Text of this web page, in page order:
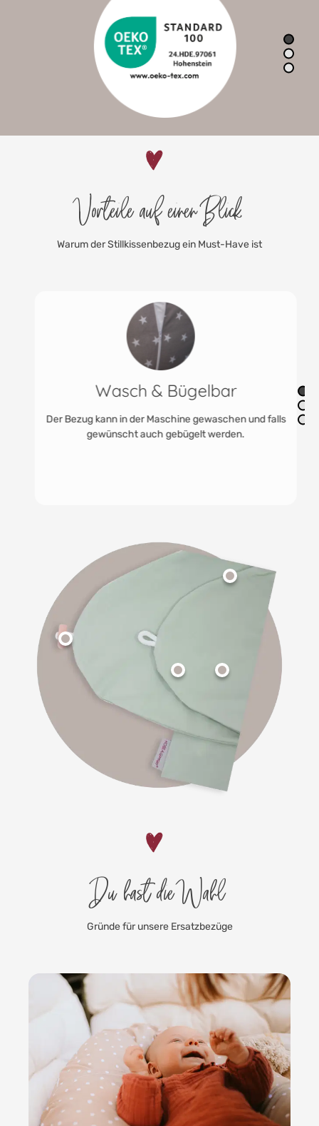
Vorteile auf einen Blick
Warum der Stillkissenbezug ein Must-Have ist
Wasch & Bügelbar
Der Bezug kann in der Maschine gewaschen und falls
gewünscht auch gebügelt werden.
Du hast die Wahl
Gründe für unsere Ersatzbezüge